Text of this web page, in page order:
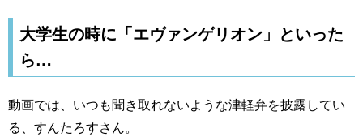
大学生の時に「エヴァンゲリオン」といった
ら…
動画では、いつも聞き取れないような津軽弁を披露してい
る、すんたろすさん。